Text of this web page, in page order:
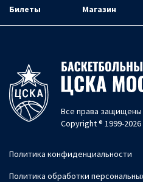
Билеты Магазин
Все права защищены
Copyright ® 1999-2026
Политика конфиденциальности
Политика обработки